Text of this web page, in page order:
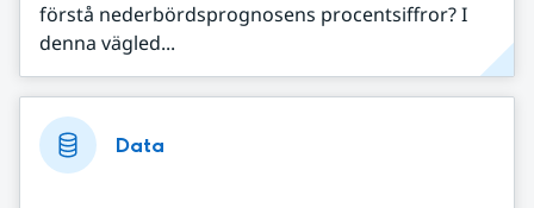
förstå nederbördsprognosens procentsiffror? I
denna vägled...
Data